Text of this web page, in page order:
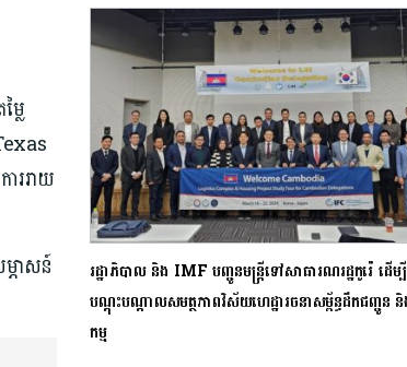
ៃ
ររាយ
ភាសន៍
រដ្ឋាភិបាល និង IMF បញ្ជូនមន្ត្រីទៅសាធារណរដ្ឋកូរ៉េ ដើ
បណ្តុះបណ្តាលសមត្ថភាពវិស័យហេដ្ឋារចនាសម្ព័ន្ធដឹកជញ្ជូន
កម្ម